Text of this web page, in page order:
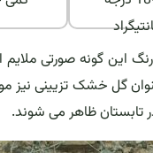
گل خشک تزیینی نیز
تابستان ظاهر می شوند.